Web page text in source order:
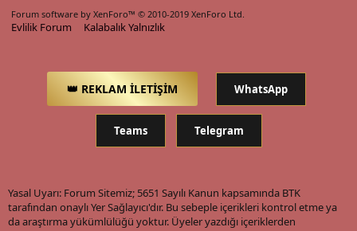
Forum software by XenForo™ © 2010-2019 XenForo Ltd.
Evlilik Forum Kalabalık Yalnızlık
👑 REKLAM İLETİŞİM WhatsApp
Teams Telegram
Yasal Uyarı: Forum Sitemiz; 5651 Sayılı Kanun kapsamında BTK
tarafından onaylı Yer Sağlayıcı'dır. Bu sebeple içerikleri kontrol etme ya
da araştırma yükümlülüğü yoktur. Üyeler yazdığı içeriklerden